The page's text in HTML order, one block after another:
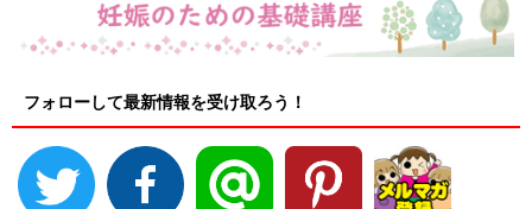
フォローして最新情報を受け取ろう！